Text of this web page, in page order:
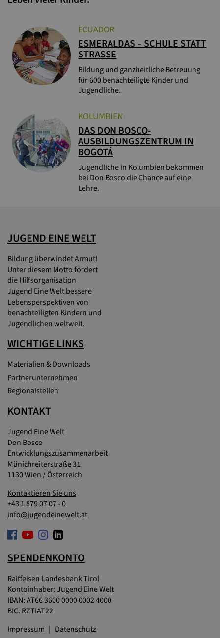
ECUADOR
ESMERALDAS – SCHULE STATT
STRASSE
Bildung und ganzheitliche Betreuung
für 600 benachteiligte Kinder und
Jugendliche.
KOLUMBIEN
DAS DON BOSCO-
AUSBILDUNGSZENTRUM IN
BOGOTÁ
Jugendliche in Kolumbien bekommen
bei Don Bosco die Chance auf eine
Lehre.
JUGEND EINE WELT
Bildung überwindet Armut!
Unter diesem Motto fördert
die Hilfsorganisation
Jugend Eine Welt bessere
Lebensperspektiven von
benachteiligten Kindern und
Jugendlichen weltweit.
WICHTIGE LINKS
Materialien & Downloads
Partnerunternehmen
Regionalstellen
KONTAKT
Jugend Eine Welt
Don Bosco
Entwicklungszusammenarbeit
Münichreiterstraße 31
1130 Wien / Österreich
Kontaktieren Sie uns
+43 1 879 07 07 - 0
info@jugendeinewelt.at
SPENDENKONTO
Raiffeisen Landesbank Tirol
Kontoinhaber: Jugend Eine Welt
IBAN: AT66 3600 0000 0002 4000
BIC: RZTIAT22
Impressum
Datenschutz